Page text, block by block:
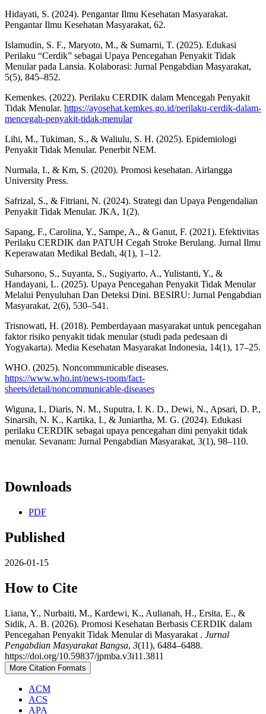
Hidayati, S. (2024). Pengantar Ilmu Kesehatan Masyarakat.
Pengantar Ilmu Kesehatan Masyarakat, 62.
Islamudin, S. F., Maryoto, M., & Sumarni, T. (2025). Edukasi
Perilaku “Cerdik” sebagai Upaya Pencegahan Penyakit Tidak
Menular pada Lansia. Kolaborasi: Jurnal Pengabdian Masyarakat,
5(5), 845–852.
Kemenkes. (2022). Perilaku CERDIK dalam Mencegah Penyakit
Tidak Menular. https://ayosehat.kemkes.go.id/perilaku-cerdik-dalam-
mencegah-penyakit-tidak-menular
Lihi, M., Tukiman, S., & Waliulu, S. H. (2025). Epidemiologi
Penyakit Tidak Menular. Penerbit NEM.
Nurmala, I., & Km, S. (2020). Promosi kesehatan. Airlangga
University Press.
Safrizal, S., & Fitriani, N. (2024). Strategi dan Upaya Pengendalian
Penyakit Tidak Menular. JKA, 1(2).
Sapang, F., Carolina, Y., Sampe, A., & Ganut, F. (2021). Efektivitas
Perilaku CERDIK dan PATUH Cegah Stroke Berulang. Jurnal Ilmu
Keperawatan Medikal Bedah, 4(1), 1–12.
Suharsono, S., Suyanta, S., Sugiyarto, A., Yulistanti, Y., &
Handayani, L. (2025). Upaya Pencegahan Penyakit Tidak Menular
Melalui Penyuluhan Dan Deteksi Dini. BESIRU: Jurnal Pengabdian
Masyarakat, 2(6), 530–541.
Trisnowati, H. (2018). Pemberdayaan masyarakat untuk pencegahan
faktor risiko penyakit tidak menular (studi pada pedesaan di
Yogyakarta). Media Kesehatan Masyarakat Indonesia, 14(1), 17–25.
WHO. (2025). Noncommunicable diseases.
https://www.who.int/news-room/fact-
sheets/detail/noncommunicable-diseases
Wiguna, I., Diaris, N. M., Suputra, I. K. D., Dewi, N., Apsari, D. P.,
Sinarsih, N. K., Kartika, I., & Juniartha, M. G. (2024). Edukasi
perilaku CERDIK sebagai upaya pencegahan dini penyakit tidak
menular. Sevanam: Jurnal Pengabdian Masyarakat, 3(1), 98–110.
Downloads
PDF
Published
2026-01-15
How to Cite
Liana, Y., Nurbaiti, M., Kardewi, K., Aulianah, H., Ersita, E., &
Sidik, A. B. (2026). Promosi Kesehatan Berbasis CERDIK dalam
Pencegahan Penyakit Tidak Menular di Masyarakat . Jurnal
Pengabdian Masyarakat Bangsa, 3(11), 6484–6488.
https://doi.org/10.59837/jpmba.v3i11.3811
More Citation Formats
ACM
ACS
APA